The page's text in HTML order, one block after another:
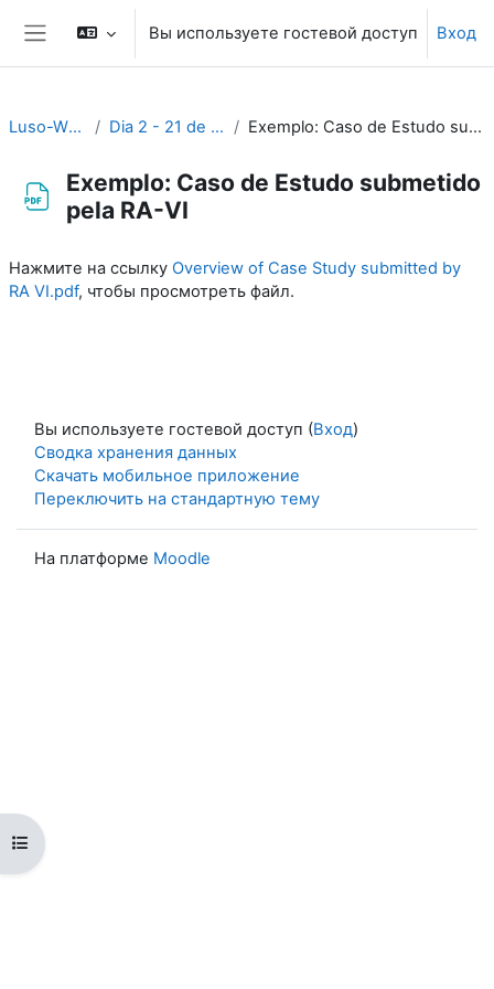
Перейти к основному содержанию
Боковая панель
Вы используете гостевой доступ Вход
Открыть оглавление курса
Luso-WS_2023 Dia 2 - 21 de Novembro Exemplo: Caso de Estudo submetido pela RA-VI
Exemplo: Caso de Estudo submetido
pela RA-VI
Нажмите на ссылку Overview of Case Study submitted by
RA VI.pdf, чтобы просмотреть файл.
Вы используете гостевой доступ (Вход)
Сводка хранения данных
Скачать мобильное приложение
Переключить на стандартную тему
На платформе Moodle